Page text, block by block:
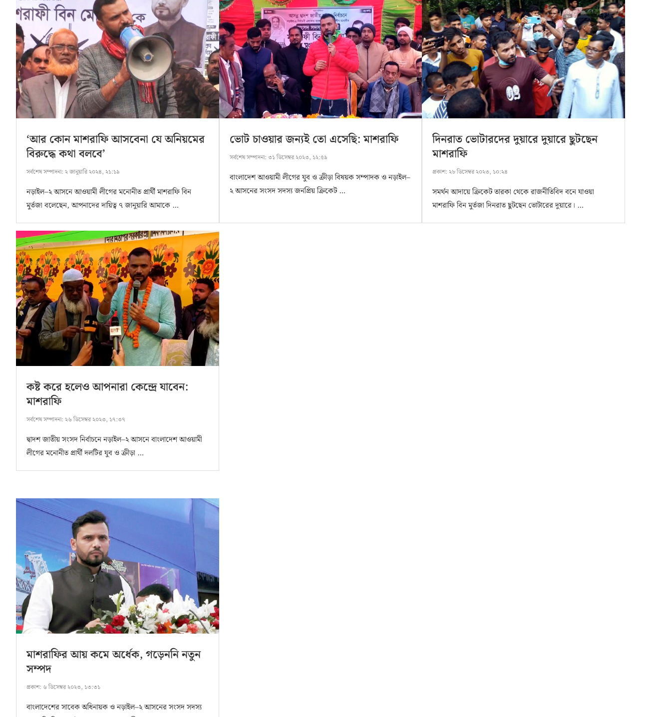
‘আর কোন মাশরাফি আসবেনা যে অনিয়মের
বিরুদ্ধে কথা বলবে’
সর্বশেষ সম্পাদনা: ২ জানুয়ারি ২০২৪, ২১:১৯
নড়াইল–২ আসনে আওয়ামী লীগের মনোনীত প্রার্থী মাশরাফি বিন
মুর্তজা বলেছেন, আপনাদের দায়িত্ব ৭ জানুয়ারি আমাকে …
ভোট চাওয়ার জন্যই তো এসেছি: মাশরাফি
সর্বশেষ সম্পাদনা: ৩১ ডিসেম্বর ২০২৩, ১২:৫৯
বাংলাদেশ আওয়ামী লীগের যুব ও ক্রীড়া বিষয়ক সম্পাদক ও নড়াইল–
২ আসনের সংসদ সদস্য জনপ্রিয় ক্রিকেট …
দিনরাত ভোটারদের দুয়ারে দুয়ারে ছুটছেন
মাশরাফি
প্রকাশ: ২৮ ডিসেম্বর ২০২৩, ১০:২৪
সমর্থন আদায়ে ক্রিকেট তারকা থেকে রাজনীতিবিদ বনে যাওয়া
মাশরাফি বিন মুর্তজা দিনরাত ছুটছেন ভোটারের দুয়ারে। …
কষ্ট করে হলেও আপনারা কেন্দ্রে যাবেন:
মাশরাফি
সর্বশেষ সম্পাদনা: ২৬ ডিসেম্বর ২০২৩, ১৭:৩৭
দ্বাদশ জাতীয় সংসদ নির্বাচনে নড়াইল–২ আসনে বাংলাদেশ আওয়ামী
লীগের মনোনীত প্রার্থী দলটির যুব ও ক্রীড়া …
মাশরাফির আয় কমে অর্ধেক, গড়েননি নতুন
সম্পদ
প্রকাশ: ৬ ডিসেম্বর ২০২৩, ১৩:৩১
বাংলাদেশের সাবেক অধিনায়ক ও নড়াইল–২ আসনের সংসদ সদস্য